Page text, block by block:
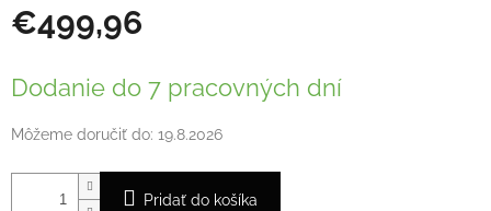
€499,96
cena:
Dodanie do 7 pracovných dní
Môžeme doručiť do: 19.8.2026
Pridať do košíka